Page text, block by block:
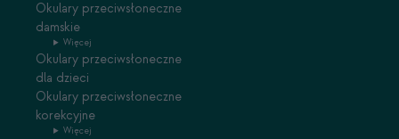
Okulary przeciwsłoneczne
damskie
Więcej
Okulary przeciwsłoneczne
dla dzieci
Okulary przeciwsłoneczne
korekcyjne
Więcej